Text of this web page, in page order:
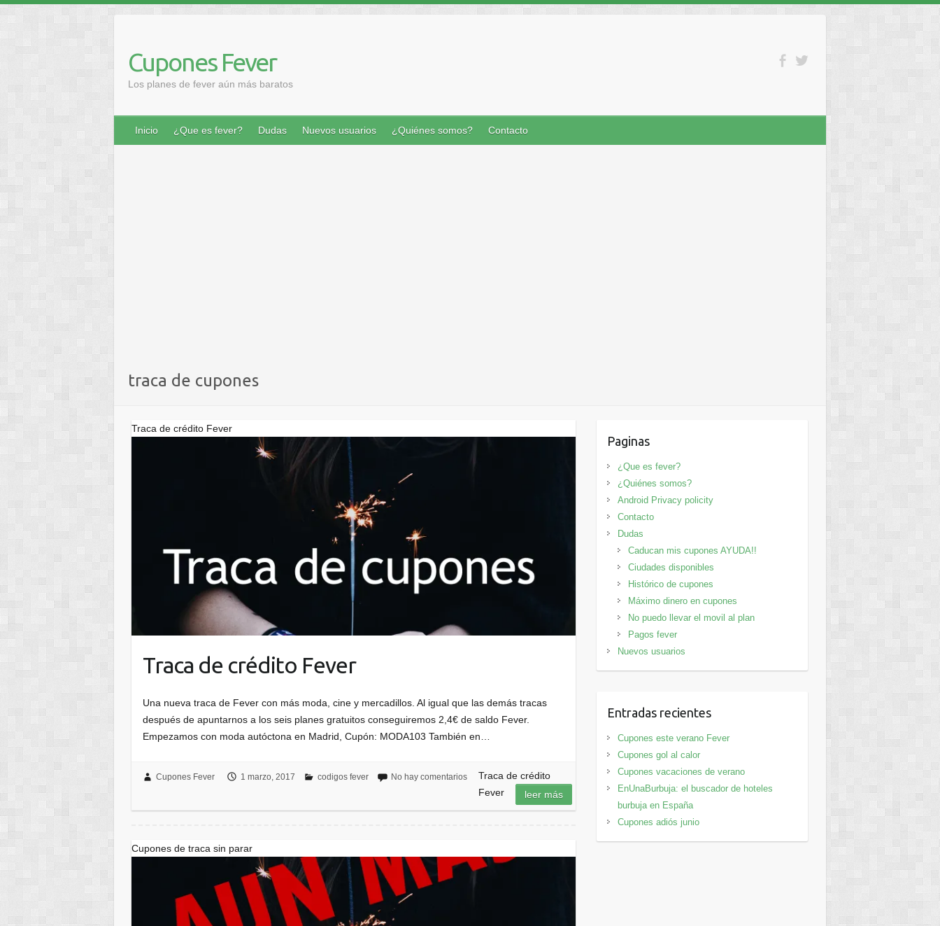
contenido
Cupones Fever
Los planes de fever aún más baratos
Inicio ¿Que es fever? Dudas Nuevos usuarios ¿Quiénes somos? Contacto
traca de cupones
Traca de crédito Fever
Traca de crédito Fever
Una nueva traca de Fever con más moda, cine y mercadillos. Al igual que las demás tracas
después de apuntarnos a los seis planes gratuitos conseguiremos 2,4€ de saldo Fever.
Empezamos con moda autóctona en Madrid, Cupón: MODA103 También en…
Cupones Fever 1 marzo, 2017 codigos fever No hay comentarios
Traca de crédito
Fever
leer más
Cupones de traca sin parar
Paginas
¿Que es fever?
¿Quiénes somos?
Android Privacy policity
Contacto
Dudas
Caducan mis cupones AYUDA!!
Ciudades disponibles
Histórico de cupones
Máximo dinero en cupones
No puedo llevar el movil al plan
Pagos fever
Nuevos usuarios
Entradas recientes
Cupones este verano Fever
Cupones gol al calor
Cupones vacaciones de verano
EnUnaBurbuja: el buscador de hoteles
burbuja en España
Cupones adiós junio